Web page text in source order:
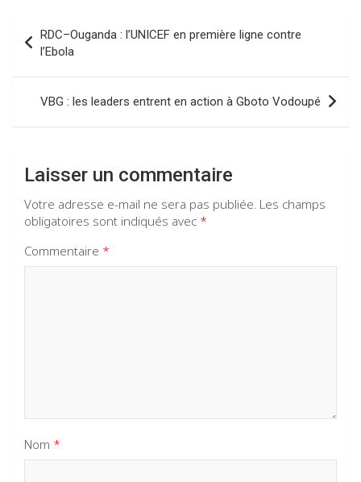
o
k
p
m
de
l’article
RDC–Ouganda : l’UNICEF en première ligne contre
l’Ebola
VBG : les leaders entrent en action à Gboto Vodoupé
Laisser un commentaire
Votre adresse e-mail ne sera pas publiée. Les champs
obligatoires sont indiqués avec *
Commentaire *
Nom *